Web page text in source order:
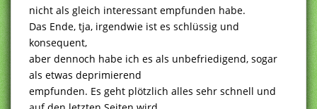
nicht als gleich interessant empfunden habe.
Das Ende, tja, irgendwie ist es schlüssig und
konsequent,
aber dennoch habe ich es als unbefriedigend, sogar
als etwas deprimierend
empfunden. Es geht plötzlich alles sehr schnell und